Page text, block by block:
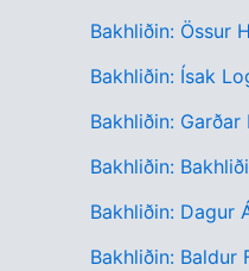
Bakhliðin: Össur
Bakhliðin: Ísak
Bakhliðin:
Bakhliðin:
Bakhliðin: Dagur
Bakhliðin: Baldur